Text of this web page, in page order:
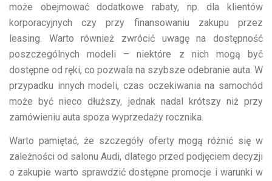
może obejmować dodatkowe rabaty, np. dla klientów
korporacyjnych czy przy finansowaniu zakupu przez
leasing. Warto również zwrócić uwagę na dostępność
poszczególnych modeli – niektóre z nich mogą być
dostępne od ręki, co pozwala na szybsze odebranie auta. W
przypadku innych modeli, czas oczekiwania na samochód
może być nieco dłuższy, jednak nadal krótszy niż przy
zamówieniu auta spoza wyprzedaży rocznika.
Warto pamiętać, że szczegóły oferty mogą różnić się w
zależności od salonu Audi, dlatego przed podjęciem decyzji
o zakupie warto sprawdzić dostępne promocje i warunki w